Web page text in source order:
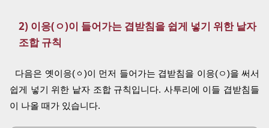
2) 이응(ㅇ)이 들어가는 겹받침을 쉽게 넣기 위한 낱자
조합 규칙
다음은 옛이응(ㆁ)이 먼저 들어가는 겹받침을 이응(ㅇ)을 써서
쉽게 넣기 위한 낱자 조합 규칙입니다. 사투리에 이들 겹받침들
이 나올 때가 있습니다.